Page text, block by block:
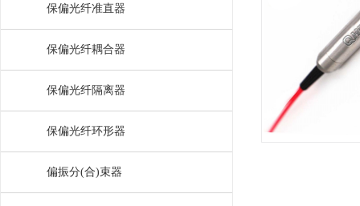
保偏光纤准直器
保偏光纤耦合器
保偏光纤隔离器
保偏光纤环形器
偏振分(合)束器